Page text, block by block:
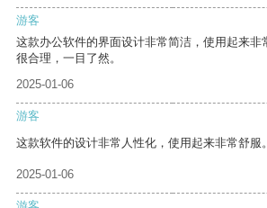
游客
这款办公软件的界面设计非常简洁，使用起来非
很合理，一目了然。
2025-01-06
游客
这款软件的设计非常人性化，使用起来非常舒服。
2025-01-06